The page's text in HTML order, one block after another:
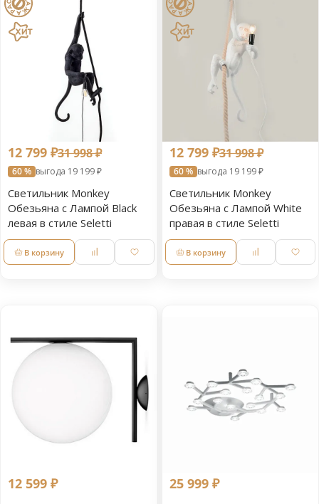
12 799 ₽31 998 ₽
60 % выгода 19 199 ₽
Светильник Monkey
Обезьяна с Лампой Black
левая в стиле Seletti
В корзину
12 799 ₽31 998 ₽
60 % выгода 19 199 ₽
Светильник Monkey
Обезьяна с Лампой White
правая в стиле Seletti
В корзину
12 599 ₽ 25 999 ₽